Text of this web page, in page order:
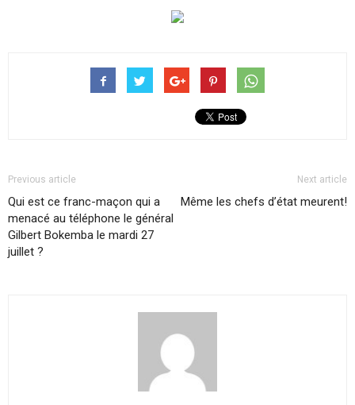
Previous article
Qui est ce franc-maçon qui a
menacé au téléphone le général
Gilbert Bokemba le mardi 27
juillet ?
Next article
Même les chefs d’état meurent!